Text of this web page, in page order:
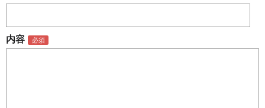
内容